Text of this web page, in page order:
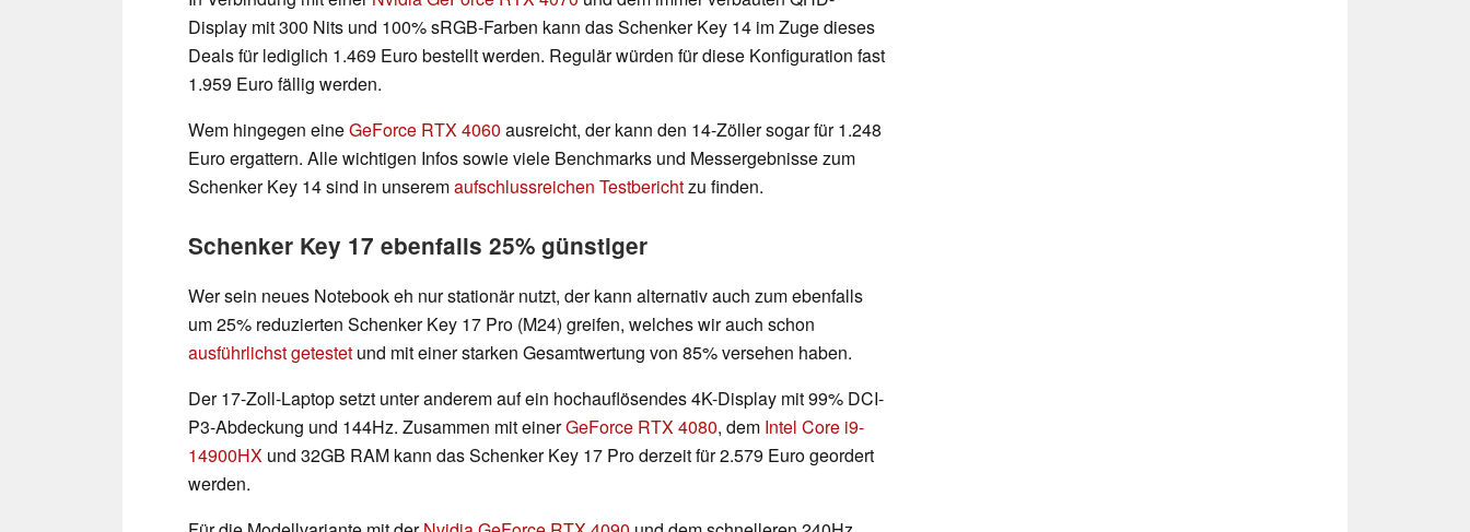
Display mit 300 Nits und 100% sRGB-Farben kann das Schenker Key 14 im Zuge dieses
Deals für lediglich 1.469 Euro bestellt werden. Regulär würden für diese Konfiguration fast
1.959 Euro fällig werden.
Wem hingegen eineGeForce RTX 4060 ausreicht, der kann den 14-Zöller sogar für 1.248
Euro ergattern. Alle wichtigen Infos sowie viele Benchmarks und Messergebnisse zum
Schenker Key 14 sind in unseremaufschlussreichen Testberichtzu finden.
Schenker Key 17 ebenfalls 25% günstiger
Wer sein neues Notebook eh nur stationär nutzt, der kann alternativ auch zum ebenfalls
um 25% reduzierten Schenker Key 17 Pro (M24) greifen, welches wir auch schon
ausführlichst getestet und mit einer starken Gesamtwertung von 85% versehen haben.
Der 17-Zoll-Laptop setzt unter anderem auf ein hochauflösendes 4K-Display mit 99% DCI-
P3-Abdeckung und 144Hz. Zusammen mit einerGeForce RTX 4080, dem Intel Core i9-
14900HX und 32GB RAM kann das Schenker Key 17 Pro derzeit für 2.579 Euro geordert
werden.